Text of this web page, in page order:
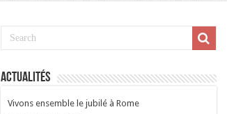
Actualités
Vivons ensemble le jubilé à Rome